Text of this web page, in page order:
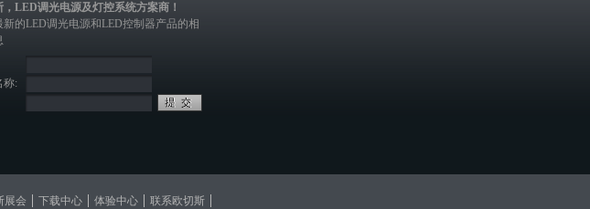
，LED调光电源及灯控系统方案商！
新的LED调光电源和LED控制器产品的相
称:
展会 下载中心 体验中心 联系欧切斯